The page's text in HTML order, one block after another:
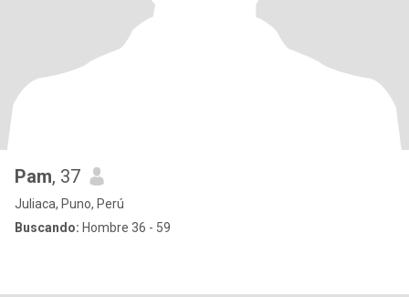
Pam, 37
Juliaca, Puno, Perú
Buscando: Hombre 36 - 59